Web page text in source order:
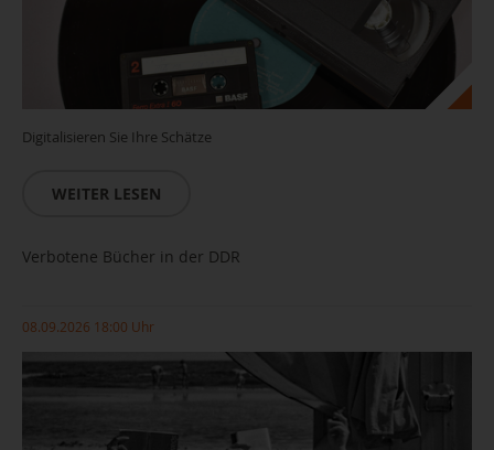
Digitalisieren Sie Ihre Schätze
WEITER LESEN
Verbotene Bücher in der DDR
08.09.2026 18:00 Uhr